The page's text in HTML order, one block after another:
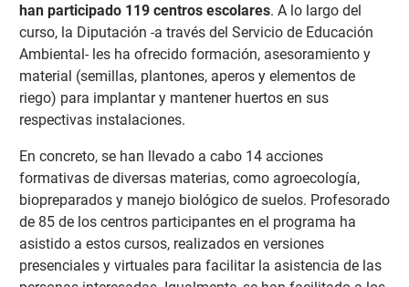
han participado 119 centros escolares. A lo largo del
curso, la Diputación -a través del Servicio de Educación
Ambiental- les ha ofrecido formación, asesoramiento y
material (semillas, plantones, aperos y elementos de
riego) para implantar y mantener huertos en sus
respectivas instalaciones.
En concreto, se han llevado a cabo 14 acciones
formativas de diversas materias, como agroecología,
biopreparados y manejo biológico de suelos. Profesorado
de 85 de los centros participantes en el programa ha
asistido a estos cursos, realizados en versiones
presenciales y virtuales para facilitar la asistencia de las